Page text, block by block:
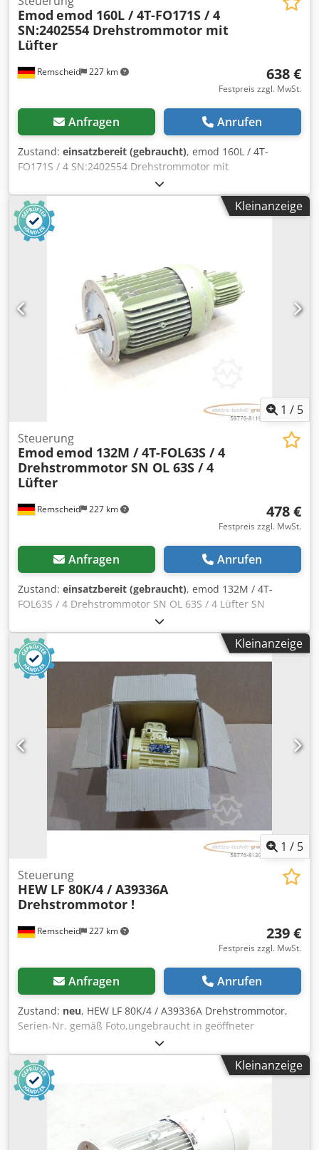
Remscheid 227 km
Emod emod 160L / 4T-FO171S / 4
SN:2402554 Drehstrommotor mit
Lüfter
638 €
Festpreis zzgl. MwSt.
Anfragen Anrufen
Zustand: einsatzbereit (gebraucht), emod 160L / 4T-
FO171S / 4 SN:2402554 Drehstrommotor mit
Lüfter,gebraucht, normale Gebrauchsspuren, 100%
funktionsfähig, Lieferumfang gem. Fotos,ACHTUNG: Kosten
für Verpackung und Versand bitte separat anfragen!
ATTENTION: Please enquire for charges for packing and
transport separately! Chedpfx Aji D Huhjg Eja
Kleinanzeige
1 / 5
Remscheid 227 km
Steuerung
Emod emod 132M / 4T-FOL63S / 4
Drehstrommotor SN OL 63S / 4
Lüfter
478 €
Festpreis zzgl. MwSt.
Anfragen Anrufen
Zustand: einsatzbereit (gebraucht), emod 132M / 4T-
FOL63S / 4 Drehstrommotor SN OL 63S / 4 Lüfter SN
,gebraucht, normale Gebrauchsspuren, 100%
funktionsfähig, Lieferumfang gem. Fotos,ACHTUNG: Kosten
für Verpackung und Versand bitte separat anfragen!
ATTENTION: Please enquire for charges for packing and
transport separately! Cjdpfx Agsi D Huaj Eoha
Kleinanzeige
1 / 5
Remscheid 227 km
Steuerung
HEW LF 80K/4 / A39336A
Drehstrommotor !
239 €
Festpreis zzgl. MwSt.
Anfragen Anrufen
Zustand: neu, HEW LF 80K/4 / A39336A Drehstrommotor,
Serien-Nr. gemäß Foto,ungebraucht in geöffneter
Originalverpackung, 100% funktionsfähig, Lieferumfang
gem. Fotos Chjdpfx Aoi D Icpsg Eea
Kleinanzeige